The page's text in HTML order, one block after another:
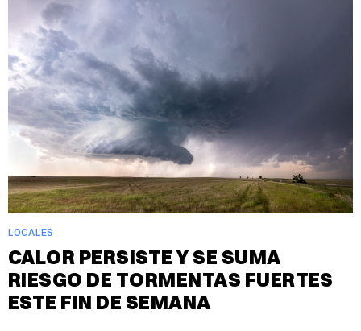
LOCALES
CALOR PERSISTE Y SE SUMA
RIESGO DE TORMENTAS FUERTES
ESTE FIN DE SEMANA